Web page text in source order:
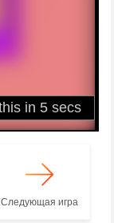
Следующая игра